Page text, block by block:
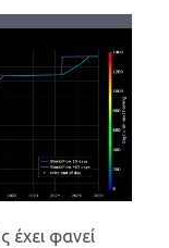
έχει φανεί